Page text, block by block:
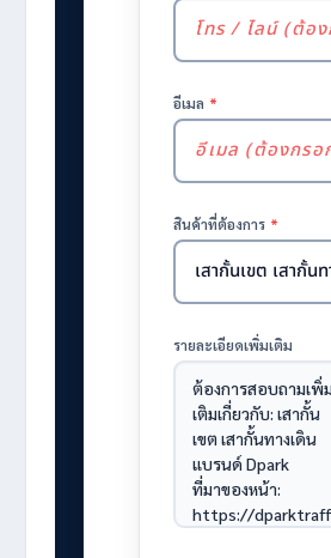
อีเมล *
สินค้าที่ต้องการ *
รายละเอียดเพิ่มเติม